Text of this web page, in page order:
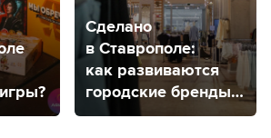
Сделано
в Ставрополе:
как развиваются
городские бренды
одежды?